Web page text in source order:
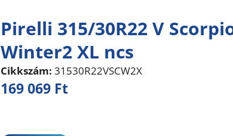
Pirelli 315/30R22 V
Winter2 XL ncs
Cikkszám: 31530R22VSCW2X
169 069 Ft